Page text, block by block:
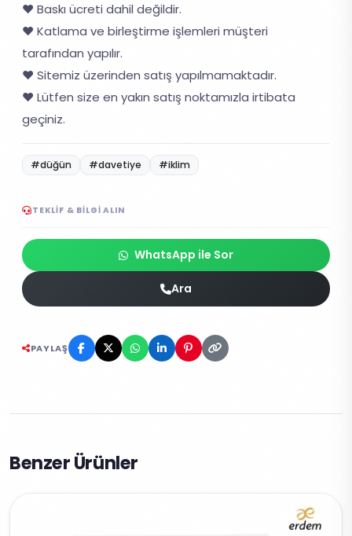
❤️ Baskı ücreti dahil değildir.
❤️ Katlama ve birleştirme işlemleri müşteri
tarafından yapılır.
❤️ Sitemiz üzerinden satış yapılmamaktadır.
❤️ Lütfen size en yakın satış noktamızla irtibata
geçiniz.
#düğün #davetiye #iklim
TEKLIF & BILGI ALIN
WhatsApp ile Sor
Ara
PAYLAŞ
Benzer Ürünler